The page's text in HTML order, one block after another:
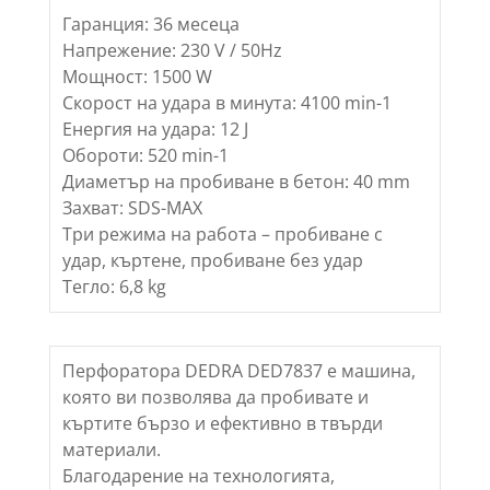
Гаранция: 36 месеца
Напрежение: 230 V / 50Hz
Мощност: 1500 W
Скорост на удара в минута: 4100 min-1
Енергия на удара: 12 J
Обороти: 520 min-1
Диаметър на пробиване в бетон: 40 mm
Захват: SDS-MAX
Три режима на работа – пробиване с
удар, къртене, пробиване без удар
Тегло: 6,8 kg
Перфоратора DEDRA DED7837 е машина,
която ви позволява да пробивате и
къртите бързо и ефективно в твърди
материали.
Благодарение на технологията,